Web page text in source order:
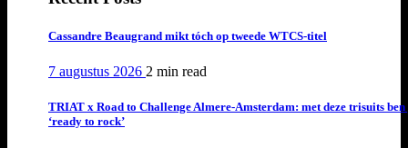
Cassandre Beaugrand mikt tóch op tweede WTCS-titel
7 augustus 2026 2 min read
TRIAT x Road to Challenge Almere-Amsterdam: met deze trisuits ben
‘ready to rock’